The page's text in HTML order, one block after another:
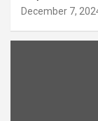
December 7,